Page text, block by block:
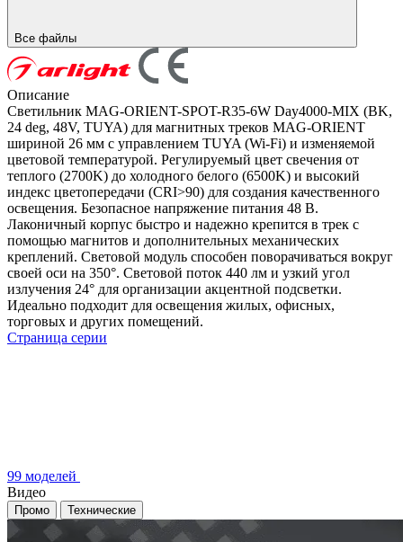
Все файлы
Описание
Светильник MAG-ORIENT-SPOT-R35-6W Day4000-MIX (BK,
24 deg, 48V, TUYA) для магнитных треков MAG-ORIENT
шириной 26 мм с управлением TUYA (Wi-Fi) и изменяемой
цветовой температурой. Регулируемый цвет свечения от
теплого (2700K) до холодного белого (6500K) и высокий
индекс цветопередачи (CRI>90) для создания качественного
освещения. Безопасное напряжение питания 48 В.
Лаконичный корпус быстро и надежно крепится в трек с
помощью магнитов и дополнительных механических
креплений. Световой модуль способен поворачиваться вокруг
своей оси на 350°. Световой поток 440 лм и узкий угол
излучения 24° для организации акцентной подсветки.
Идеально подходит для освещения жилых, офисных,
торговых и других помещений.
Страница серии
99 моделей
Видео
Промо Технические